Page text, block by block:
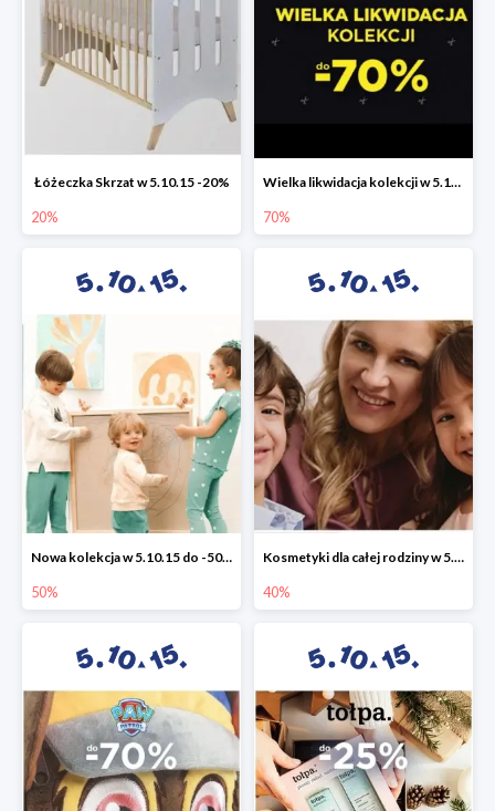
Łóżeczka Skrzat w 5.10.15 -20%
20%
Wielka likwidacja kolekcji w 5.10.15 do -70%
70%
Nowa kolekcja w 5.10.15 do -50%
50%
Kosmetyki dla całej rodziny w 5.10.15 do -40%
40%